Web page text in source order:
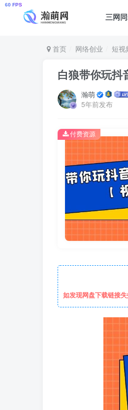
三网
首页 网络创业 短视
白狼带你玩抖
瀚萌
5年前发布
付费资源
如发现网盘下载链接